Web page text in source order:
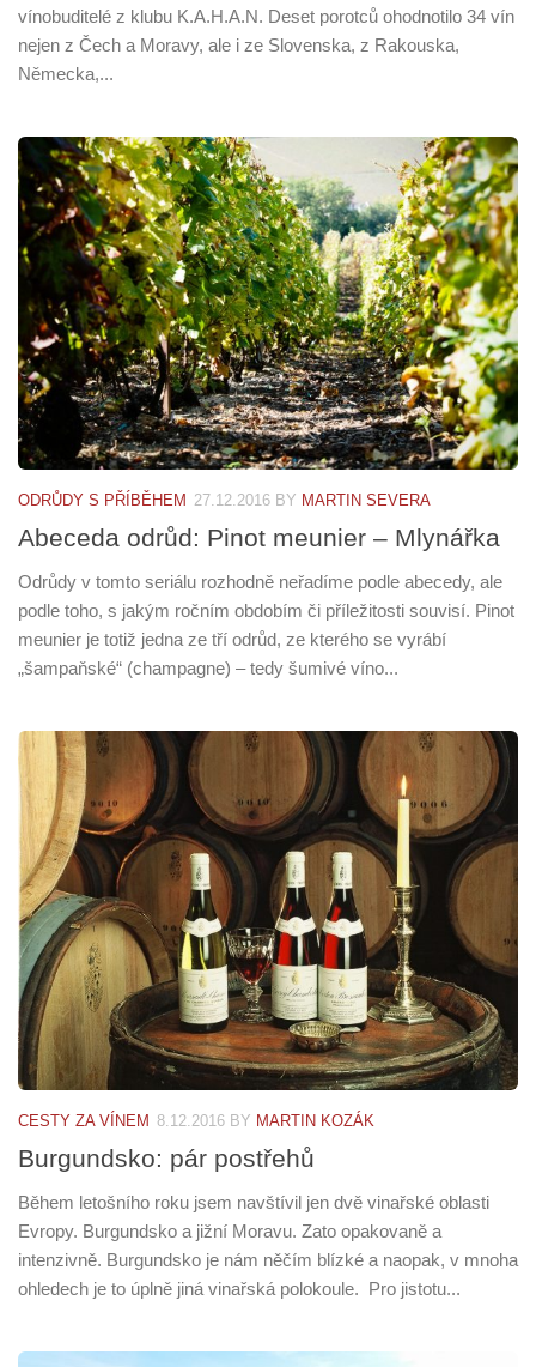
vínobuditelé z klubu K.A.H.A.N. Deset porotců ohodnotilo 34 vín
nejen z Čech a Moravy, ale i ze Slovenska, z Rakouska,
Německa,...
ODRŮDY S PŘÍBĚHEM 27.12.2016 BY MARTIN SEVERA
Abeceda odrůd: Pinot meunier – Mlynářka
Odrůdy v tomto seriálu rozhodně neřadíme podle abecedy, ale
podle toho, s jakým ročním obdobím či příležitosti souvisí. Pinot
meunier je totiž jedna ze tří odrůd, ze kterého se vyrábí
„šampaňské“ (champagne) – tedy šumivé víno...
CESTY ZA VÍNEM 8.12.2016 BY MARTIN KOZÁK
Burgundsko: pár postřehů
Během letošního roku jsem navštívil jen dvě vinařské oblasti
Evropy. Burgundsko a jižní Moravu. Zato opakovaně a
intenzivně. Burgundsko je nám něčím blízké a naopak, v mnoha
ohledech je to úplně jiná vinařská polokoule. Pro jistotu...